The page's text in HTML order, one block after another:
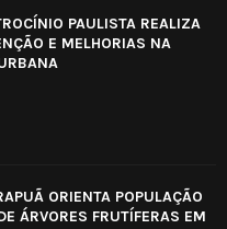
PAULISTA REALIZA
E MELHORIAS NA
ORIENTA POPULAÇÃO
ÁRVORES FRUTÍFERAS EM